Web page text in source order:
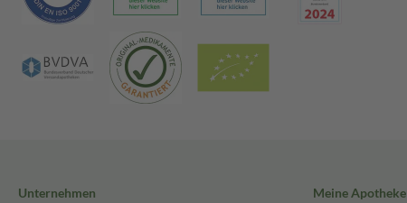
Unternehmen
Meine Apotheke